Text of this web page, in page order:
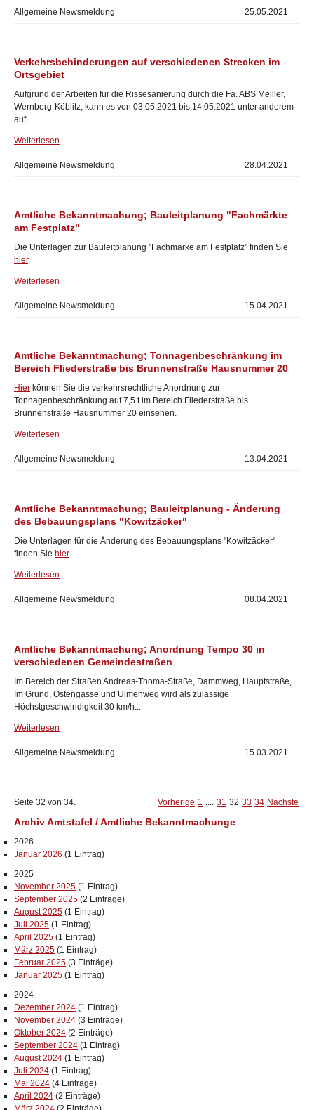
25.05.2021
Allgemeine Newsmeldung
Verkehrsbehinderungen auf verschiedenen Strecken im
Ortsgebiet
Aufgrund der Arbeiten für die Rissesanierung durch die Fa. ABS Meiller,
Wernberg-Köblitz, kann es von 03.05.2021 bis 14.05.2021 unter anderem
auf...
Weiterlesen
28.04.2021
Allgemeine Newsmeldung
Amtliche Bekanntmachung; Bauleitplanung "Fachmärkte
am Festplatz"
Die Unterlagen zur Bauleitplanung "Fachmärke am Festplatz" finden Sie
hier.
Weiterlesen
15.04.2021
Allgemeine Newsmeldung
Amtliche Bekanntmachung; Tonnagenbeschränkung im
Bereich Fliederstraße bis Brunnenstraße Hausnummer 20
Hier können Sie die verkehrsrechtliche Anordnung zur
Tonnagenbeschränkung auf 7,5 t im Bereich Fliederstraße bis
Brunnenstraße Hausnummer 20 einsehen.
Weiterlesen
13.04.2021
Allgemeine Newsmeldung
Amtliche Bekanntmachung; Bauleitplanung - Änderung
des Bebauungsplans "Kowitzäcker"
Die Unterlagen für die Änderung des Bebauungsplans "Kowitzäcker"
finden Sie hier.
Weiterlesen
08.04.2021
Allgemeine Newsmeldung
Amtliche Bekanntmachung; Anordnung Tempo 30 in
verschiedenen Gemeindestraßen
Im Bereich der Straßen Andreas-Thoma-Straße, Dammweg, Hauptstraße,
Im Grund, Ostengasse und Ulmenweg wird als zulässige
Höchstgeschwindigkeit 30 km/h...
Weiterlesen
15.03.2021
Allgemeine Newsmeldung
Seite 32 von 34. Vorherige 1 .... 31 32 33 34 Nächste
Archiv Amtstafel / Amtliche Bekanntmachunge
2026
Januar 2026 (1 Eintrag)
2025
November 2025 (1 Eintrag)
September 2025 (2 Einträge)
August 2025 (1 Eintrag)
Juli 2025 (1 Eintrag)
April 2025 (1 Eintrag)
März 2025 (1 Eintrag)
Februar 2025 (3 Einträge)
Januar 2025 (1 Eintrag)
2024
Dezember 2024 (1 Eintrag)
November 2024 (3 Einträge)
Oktober 2024 (2 Einträge)
September 2024 (1 Eintrag)
August 2024 (1 Eintrag)
Juli 2024 (1 Eintrag)
Mai 2024 (4 Einträge)
April 2024 (2 Einträge)